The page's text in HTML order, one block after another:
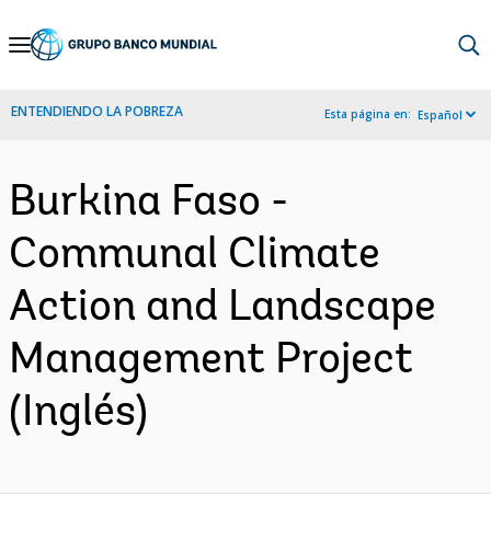
Skip
Navigation
ENTENDIENDO LA POBREZA Esta página en: Español
Burkina Faso -
Communal Climate
Action and Landscape
Management Project
(Inglés)